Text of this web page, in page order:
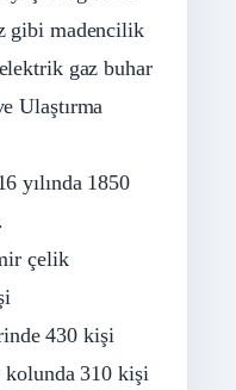
gibi madencilik
gaz buhar
Ulaştırma
yılında 1850
çelik
430 kişi
kolunda 310 kişi